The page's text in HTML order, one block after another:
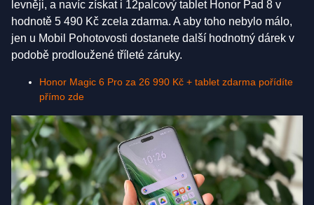
levněji, a navíc získat i 12palcový tablet Honor Pad 8 v
hodnotě 5 490 Kč zcela zdarma. A aby toho nebylo málo,
jen u Mobil Pohotovosti dostanete další hodnotný dárek v
podobě prodloužené tříleté záruky.
Honor Magic 6 Pro za 26 990 Kč + tablet zdarma pořídíte
přímo zde